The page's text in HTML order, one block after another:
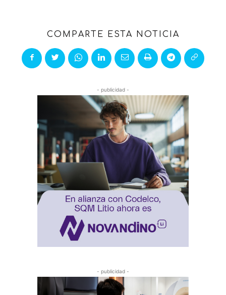
COMPARTE ESTA NOTICIA
- publicidad -
- publicidad -